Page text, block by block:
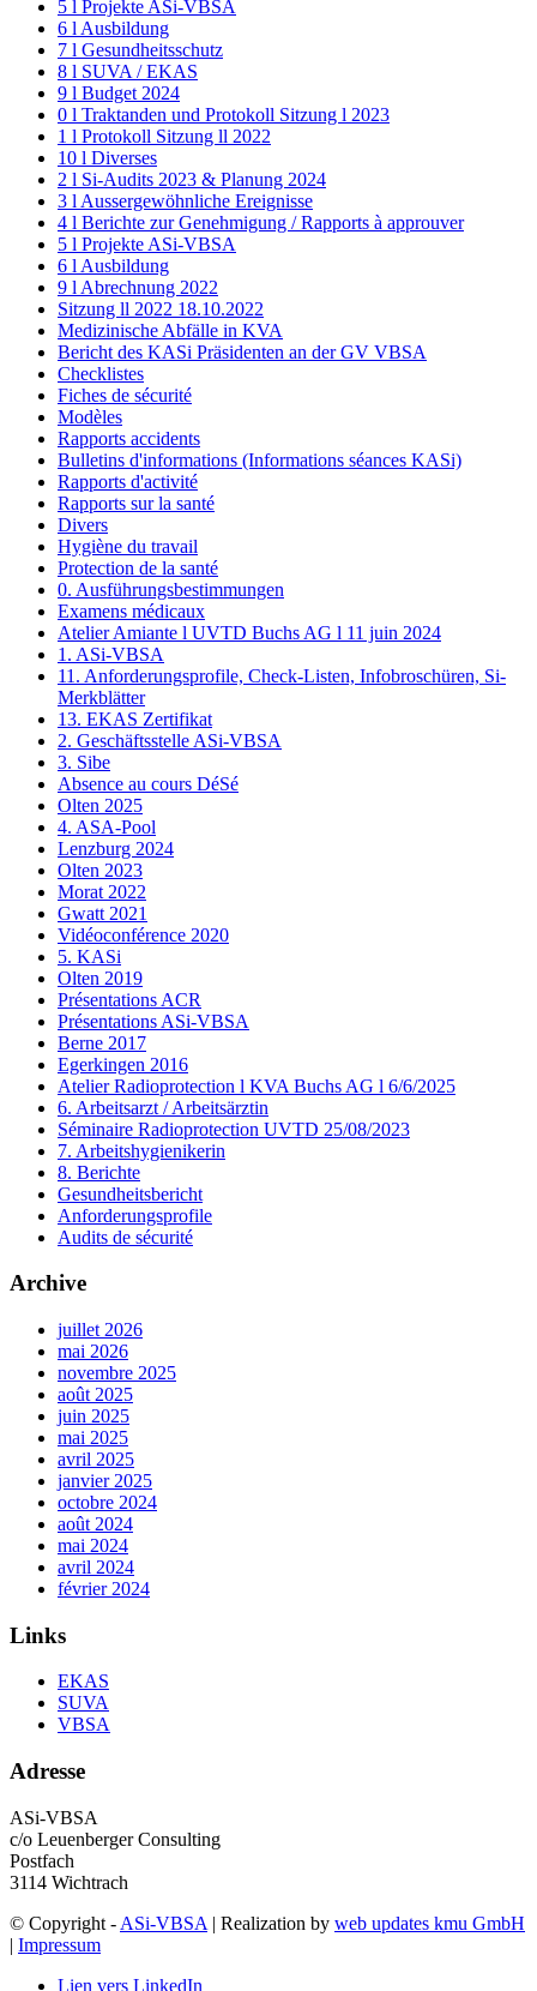
5 l Projekte ASi-VBSA
6 l Ausbildung
7 l Gesundheitsschutz
8 l SUVA / EKAS
9 l Budget 2024
0 l Traktanden und Protokoll Sitzung l 2023
1 l Protokoll Sitzung ll 2022
10 l Diverses
2 l Si-Audits 2023 & Planung 2024
3 l Aussergewöhnliche Ereignisse
4 l Berichte zur Genehmigung / Rapports à approuver
5 l Projekte ASi-VBSA
6 l Ausbildung
9 l Abrechnung 2022
Sitzung ll 2022 18.10.2022
Medizinische Abfälle in KVA
Bericht des KASi Präsidenten an der GV VBSA
Checklistes
Fiches de sécurité
Modèles
Rapports accidents
Bulletins d'informations (Informations séances KASi)
Rapports d'activité
Rapports sur la santé
Divers
Hygiène du travail
Protection de la santé
0. Ausführungsbestimmungen
Examens médicaux
Atelier Amiante l UVTD Buchs AG l 11 juin 2024
1. ASi-VBSA
11. Anforderungsprofile, Check-Listen, Infobroschüren, Si-
Merkblätter
13. EKAS Zertifikat
2. Geschäftsstelle ASi-VBSA
3. Sibe
Absence au cours DéSé
Olten 2025
4. ASA-Pool
Lenzburg 2024
Olten 2023
Morat 2022
Gwatt 2021
Vidéoconférence 2020
5. KASi
Olten 2019
Présentations ACR
Présentations ASi-VBSA
Berne 2017
Egerkingen 2016
Atelier Radioprotection l KVA Buchs AG l 6/6/2025
6. Arbeitsarzt / Arbeitsärztin
Séminaire Radioprotection UVTD 25/08/2023
7. Arbeitshygienikerin
8. Berichte
Gesundheitsbericht
Anforderungsprofile
Audits de sécurité
Archive
juillet 2026
mai 2026
novembre 2025
août 2025
juin 2025
mai 2025
avril 2025
janvier 2025
octobre 2024
août 2024
mai 2024
avril 2024
février 2024
Links
EKAS
SUVA
VBSA
Adresse
ASi-VBSA
c/o Leuenberger Consulting
Postfach
3114 Wichtrach
© Copyright - ASi-VBSA | Realization by web updates kmu GmbH
| Impressum
Lien vers LinkedIn